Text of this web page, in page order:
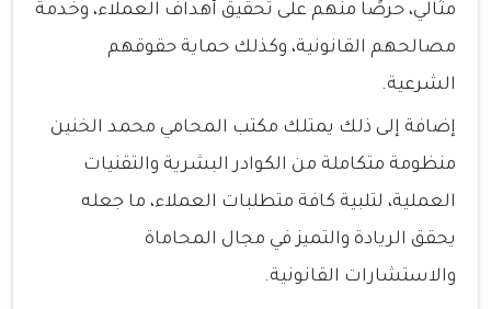
مثالي، حرصًا منهم على تحقيق أهداف العملاء، وخدمة
مصالحهم القانونية، وكذلك حماية حقوقهم
الشرعية.
إضافة إلى ذلك يمتلك مكتب المحامي محمد الخنين
منظومة متكاملة من الكوادر البشرية والتقنيات
العملية، لتلبية كافة متطلبات العملاء، ما جعله
يحقق الريادة والتميز في مجال المحاماة
والاستشارات القانونية.